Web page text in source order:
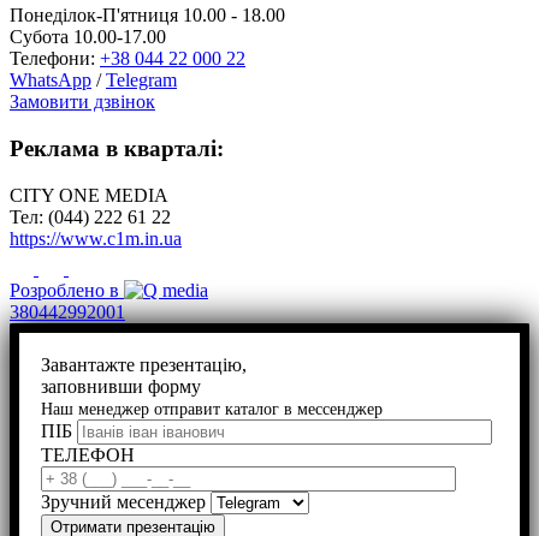
Понеділок-П'ятниця 10.00 - 18.00
Субота 10.00-17.00
Телефони: +38 044 22 000 22
WhatsApp /Telegram
Замовити дзвінок
Реклама в кварталі:
CITY ONE MEDIA
Тел: (044) 222 61 22
https://www.c1m.in.ua
Розроблено в
380442992001
Завантажте презентацію,
заповнивши форму
Наш менеджер отправит каталог в мессенджер
ПІБ
ТЕЛЕФОН
Зручний месенджер